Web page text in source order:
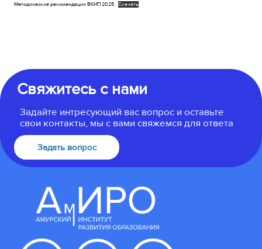
Методические рекомендации ВКИП 2025
Скачать
Свяжитесь с нами
Задайте интресующий вас вопрос и оставьте
свои контакты, мы с вами свяжемся для ответа
Задать вопрос